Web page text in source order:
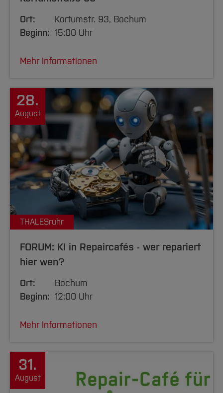
Ort:
Kortumstr. 93, Bochum
Beginn: 15:00 Uhr
Mehr Informationen
THALESruhr
28.
August
FORUM: KI in Repaircafés - wer repariert
hier wen?
Ort:
Bochum
Beginn: 12:00 Uhr
Mehr Informationen
31.
August